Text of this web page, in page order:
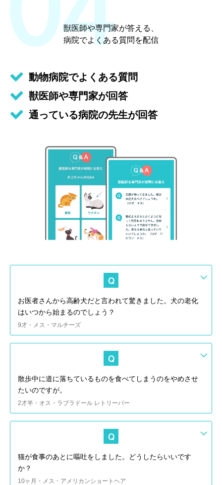
獣医師や専門家が答える、
病院でよくある質問を配信
動物病院でよくある質問
獣医師や専門家が回答
通っている病院の先生が回答
お医者さんから高齢犬だと言われて驚きました。犬の老化
はいつから始まるのでしょう？
9才・メス・マルチーズ
散歩中に道に落ちているものを食べてしまうのをやめさせ
たいのですが。
2才半・オス・ラブラドール レトリーバー
猫が食事のあとに嘔吐をしました。どうしたらいいです
か？
10ヶ月・メス・アメリカンショートヘア